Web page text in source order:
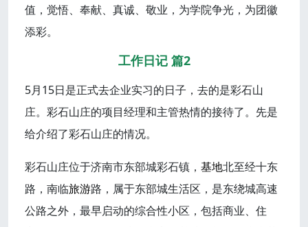
值，觉悟、奉献、真诚、敬业，为学院争光，为团徽
添彩。
工作日记 篇2
5月15日是正式去企业实习的日子，去的是彩石山
庄。彩石山庄的项目经理和主管热情的接待了。先是
给介绍了彩石山庄的情况。
彩石山庄位于济南市东部城彩石镇， 基地北至经十东
路，南临旅游路，属于东部城生活区，是东绕城高速
公路之外，最早启动的综合性小区，包括商业、住